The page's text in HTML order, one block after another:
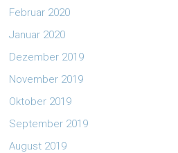
Februar 2020
Januar 2020
Dezember 2019
November 2019
Oktober 2019
September 2019
August 2019